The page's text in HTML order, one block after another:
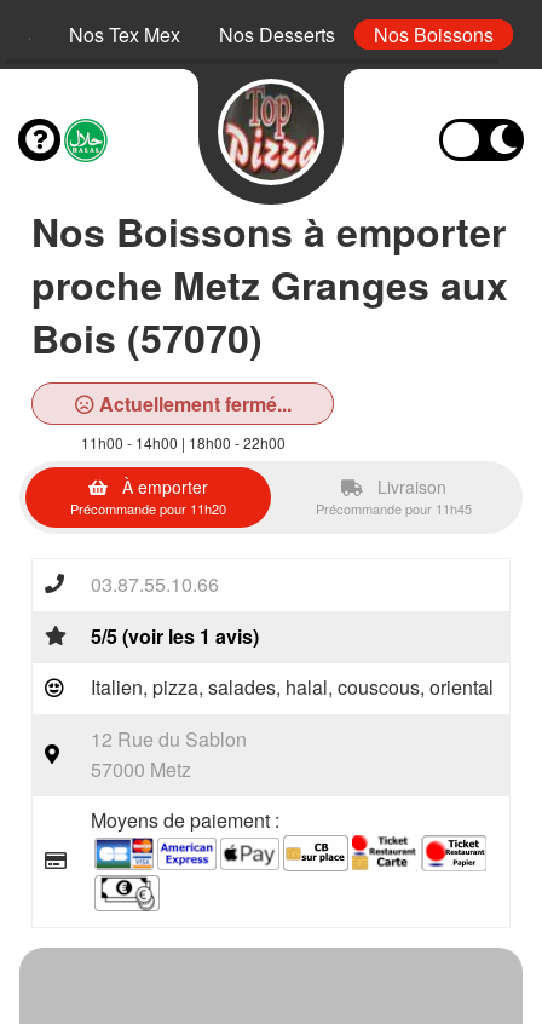
Nos Tex Mex Nos Desserts Nos Boissons
Nos Boissons à emporter
proche Metz Granges aux
Bois (57070)
Actuellement fermé...
11h00 - 14h00 | 18h00 - 22h00
À emporter
Précommande pour 11h20
Livraison
Précommande pour 11h45
03.87.55.10.66
5/5 (voir les 1 avis)
Italien, pizza, salades, halal, couscous, oriental
12 Rue du Sablon
57000 Metz
Moyens de paiement :